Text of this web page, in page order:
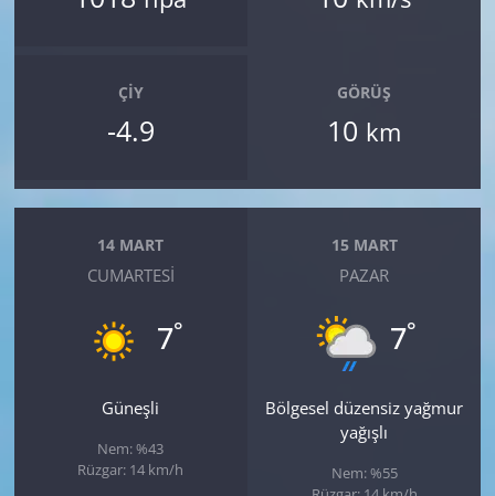
ÇIY
-4.9
GÖRÜŞ
10 km
14 MART
CUMARTESI
7°
Güneşli
Nem: %43
Rüzgar: 14 km/h
15 MART
PAZAR
7°
Bölgesel düzensiz yağmur
yağışlı
Nem: %55